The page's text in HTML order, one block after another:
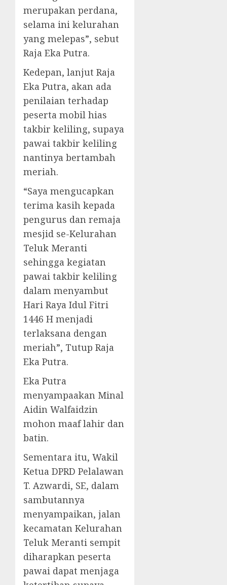
merupakan perdana,
selama ini kelurahan
yang melepas”, sebut
Raja Eka Putra.
Kedepan, lanjut Raja
Eka Putra, akan ada
penilaian terhadap
peserta mobil hias
takbir keliling, supaya
pawai takbir keliling
nantinya bertambah
meriah.
“Saya mengucapkan
terima kasih kepada
pengurus dan remaja
mesjid se-Kelurahan
Teluk Meranti
sehingga kegiatan
pawai takbir keliling
dalam menyambut
Hari Raya Idul Fitri
1446 H menjadi
terlaksana dengan
meriah”, Tutup Raja
Eka Putra.
Eka Putra
menyampaakan Minal
Aidin Walfaidzin
mohon maaf lahir dan
batin.
Sementara itu, Wakil
Ketua DPRD Pelalawan
T. Azwardi, SE, dalam
sambutannya
menyampaikan, jalan
kecamatan Kelurahan
Teluk Meranti sempit
diharapkan peserta
pawai dapat menjaga